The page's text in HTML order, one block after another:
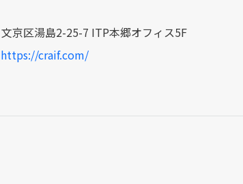
京区湯島2-25-7 ITP本郷オフィス5F
https://craif.com/